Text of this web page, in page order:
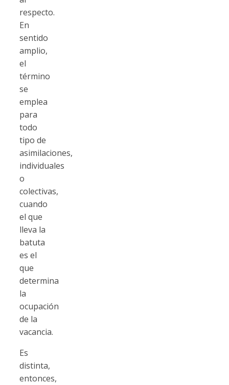
respecto.
En
sentido
amplio,
el
término
se
emplea
para
todo
tipo de
asimilaciones,
individuales
o
colectivas,
cuando
el que
lleva la
batuta
es el
que
determina
la
ocupación
de la
vacancia.
Es
distinta,
entonces,